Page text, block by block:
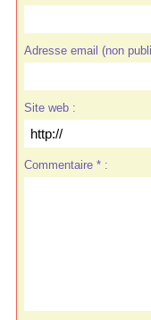
Adresse email (non
Site web :
Commentaire * :